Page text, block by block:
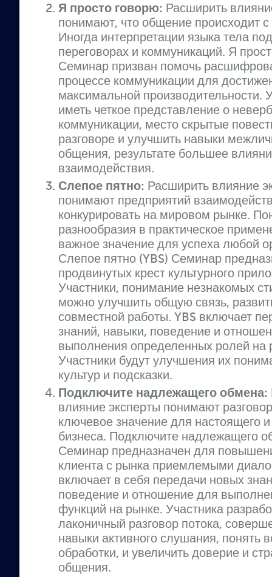
Я просто говорю: Расширить
понимают, что общение происходит
Иногда интерпретации языка тела
переговорах и коммуникаций. Я
Семинар призван помочь
процессе коммуникации для
максимальной производительности.
иметь четкое представление о
коммуникации, место скрытые
разговоре и улучшить навыки
общения, результате большее
взаимодействия.
Слепое пятно: Расширить влияние
понимают предприятий
конкурировать на мировом рынке.
разнообразия в практическое
важное значение для успеха любой
Слепое пятно (YBS) Семинар
продвинутых крест культурного
Участники, понимание незнакомых
можно улучшить общую связь,
совместной работы. YBS включает
знаний, навыки, поведение и
выполнения определенных ролей на
Участники будут улучшения их
культур и подсказки.
Подключите надлежащего обмена:
влияние эксперты понимают
ключевое значение для настоящего
бизнеса. Подключите надлежащего
Семинар предназначен для
клиента с рынка приемлемыми
включает в себя передачи новых
поведение и отношение для
функций на рынке. Участника
лаконичный разговор потока,
навыки активного слушания, понять
обработки, и увеличить доверие и
общения.